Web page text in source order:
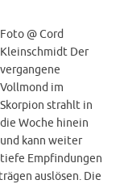
Foto @ Cord
Kleinschmidt Der
vergangene
Vollmond im
Skorpion strahlt in
die Woche hinein
und kann weiter
tiefe Empfindungen
auslösen. Die